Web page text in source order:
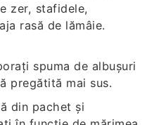
zer, stafidele,
rasă de lămâie.
spuma de albușuri
pregătită mai sus.
din pachet și